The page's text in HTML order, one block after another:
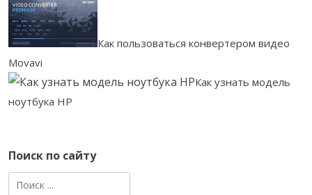
Как пользоваться конвертером видео
Movavi
Как узнать модель
ноутбука HP
Поиск по сайту
Найти: